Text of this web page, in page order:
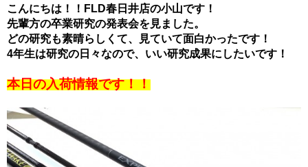
こんにちは！！FLD春日井店の小山です！
先輩方の卒業研究の発表会を見ました。
どの研究も素晴らしくて、見ていて面白かったです！
4年生は研究の日々なので、いい研究成果にしたいです！
本日の入荷情報です！！